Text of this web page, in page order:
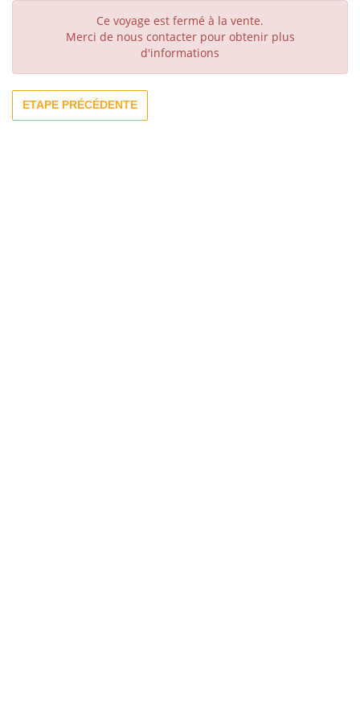
Ce voyage est fermé à la vente.
Merci de nous contacter pour obtenir plus
d'informations
ETAPE PRÉCÉDENTE